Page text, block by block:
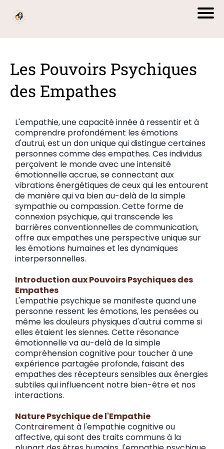
Les Pouvoirs Psychiques
des Empathes
L'empathie, une capacité innée à ressentir et à
comprendre profondément les émotions
d'autrui, est un don unique qui distingue certaines
personnes comme des empathes. Ces individus
perçoivent le monde avec une intensité
émotionnelle accrue, se connectant aux
vibrations énergétiques de ceux qui les entourent
de manière qui va bien au-delà de la simple
sympathie ou compassion. Cette forme de
connexion psychique, qui transcende les
barrières conventionnelles de communication,
offre aux empathes une perspective unique sur
les émotions humaines et les dynamiques
interpersonnelles.
Introduction aux Pouvoirs Psychiques des
Empathes
L'empathie psychique se manifeste quand une
personne ressent les émotions, les pensées ou
même les douleurs physiques d'autrui comme si
elles étaient les siennes. Cette résonance
émotionnelle va au-delà de la simple
compréhension cognitive pour toucher à une
expérience partagée profonde, faisant des
empathes des récepteurs sensibles aux énergies
subtiles qui influencent notre bien-être et nos
interactions.
Nature Psychique de l'Empathie
Contrairement à l'empathie cognitive ou
affective, qui sont des traits communs à la